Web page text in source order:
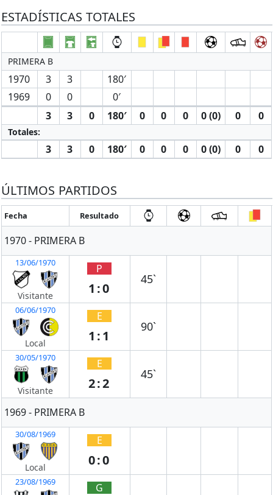
ESTADÍSTICAS TOTALES
PRIMERA B
1970 3 3
180′
1969
0 0
0′
3
3 0 180′ 0 0 0 0 (0) 0 0
Totales:
3 3 0 180′ 0 0 0 0 (0) 0 0
ÚLTIMOS PARTIDOS
Fecha Resultado
1970 - PRIMERA B
13/06/1970
Visitante
P
1:0
45`
06/06/1970
Local
E
1:1
90`
30/05/1970
Visitante
E
2:2
45`
1969 - PRIMERA B
30/08/1969
Local
E
0:0
23/08/1969 G